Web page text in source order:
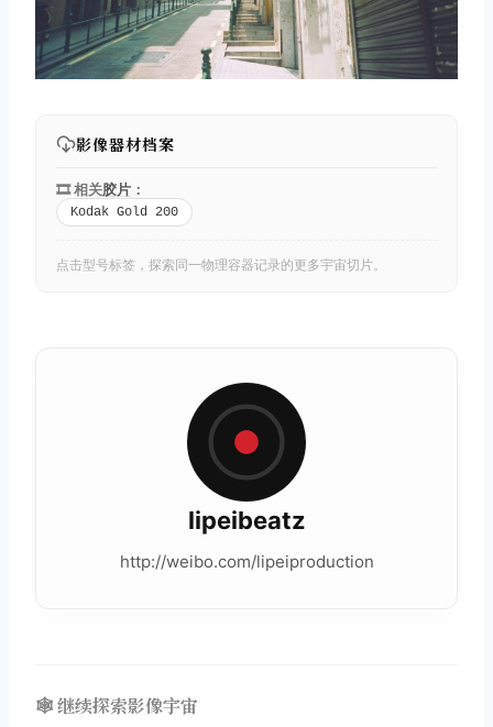
影像器材档案
🎞️ 相关胶片 ：
Kodak Gold 200
点击型号标签，探索同一物理容器记录的更多宇宙切片。
lipeibeatz
http://weibo.com/lipeiproduction
🕸️ 继续探索影像宇宙